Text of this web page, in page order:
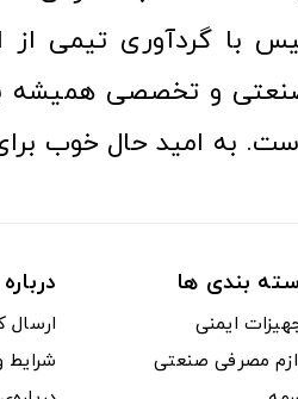
با گردآوری تیمی از
و تخصصی همیشه
به امید حال خوب
بندی ها
ایمنی
مصرفی صنعتی
ارسال
شرایط